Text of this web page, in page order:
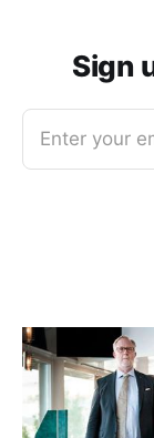
Sign
Enter your